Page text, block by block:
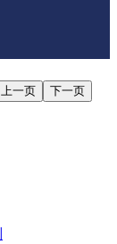
上一页 下一页